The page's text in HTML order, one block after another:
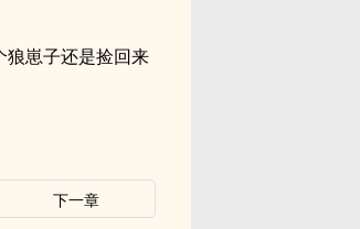
狼崽子还是捡回来
下一章